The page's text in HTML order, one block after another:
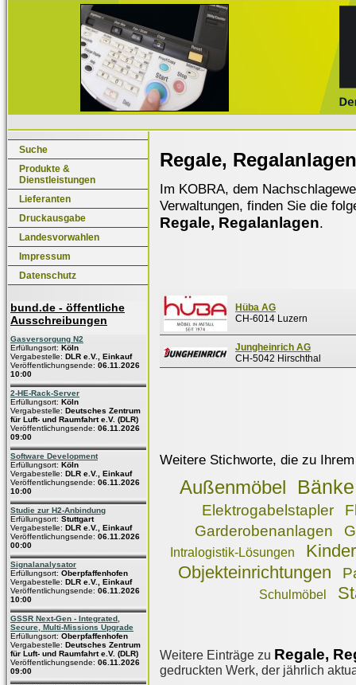
Suche
Produkte &
Dienstleistungen
Lieferanten
Druckausgabe
Landesvorwahlen
Impressum
Datenschutz
bund.de - öffentliche
Ausschreibungen
Gasversorgung N2
Erfüllungsort: Köln
Vergabestelle: DLR e.V., Einkauf
Veröffentlichungsende: 06.11.2026
10:00
2-HE-Rack-Server
Erfüllungsort: Köln
Vergabestelle: Deutsches Zentrum
für Luft- und Raumfahrt e.V. (DLR)
Veröffentlichungsende: 06.11.2026
09:00
Software Development
Erfüllungsort: Köln
Vergabestelle: DLR e.V., Einkauf
Veröffentlichungsende: 06.11.2026
10:00
Studie zur H2-Anbindung
Erfüllungsort: Stuttgart
Vergabestelle: DLR e.V., Einkauf
Veröffentlichungsende: 06.11.2026
00:00
Signalanalysator
Erfüllungsort: Oberpfaffenhofen
Vergabestelle: DLR e.V., Einkauf
Veröffentlichungsende: 06.11.2026
10:00
GSSR Next-Gen - Integrated,
Secure, Multi-Missions Upgrade
Erfüllungsort: Oberpfaffenhofen
Vergabestelle: Deutsches Zentrum
für Luft- und Raumfahrt e.V. (DLR)
Veröffentlichungsende: 06.11.2026
09:00
Regale, Regalanlagen
Im KOBRA, dem
Verwaltungen, finden Sie die
Regale, Regalanlagen.
Hüba AG
CH-6014 Luzern
Jungheinrich AG
CH-5042 Hirschthal
Weitere Stichworte, die zu
Außenmöbel Bänke
Elektrogabelstapler
Garderobenanlagen
Intralogistik-Lösungen
Objekteinrichtungen
Schulmöbel
Weitere Einträge zu Regale,
gedruckten Werk, der jährlich